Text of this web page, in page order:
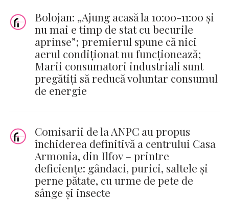
Bolojan: „Ajung acasă la 10:00-11:00 și
nu mai e timp de stat cu becurile
aprinse”; premierul spune că nici
aerul condiționat nu funcționează;
Marii consumatori industriali sunt
pregătiţi să reducă voluntar consumul
de energie
Comisarii de la ANPC au propus
închiderea definitivă a centrului Casa
Armonia, din Ilfov – printre
deficienţe: gândaci, purici, saltele şi
perne pătate, cu urme de pete de
sânge şi insecte